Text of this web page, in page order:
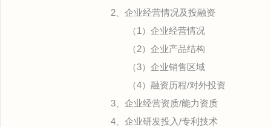
2、企业经营情况及投融资
（1）企业经营情况
（2）企业产品结构
（3）企业销售区域
（4）融资历程/对外投资
3、企业经营资质/能力资质
4、企业研发投入/专利技术